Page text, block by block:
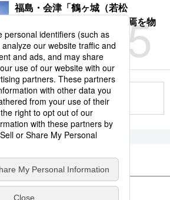
5
福島・会津「鶴ヶ城（若松
城）」：サムライの時代終焉を物
語る赤瓦の名城
2026.08.09
もっと見る
ド